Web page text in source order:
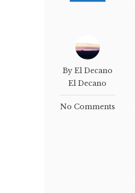
By El Decano
El Decano
No Comments